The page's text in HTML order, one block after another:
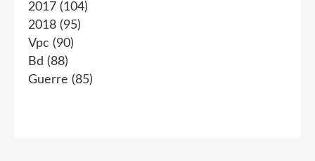
2017 (104)
2018 (95)
Vpc (90)
Bd (88)
Guerre (85)